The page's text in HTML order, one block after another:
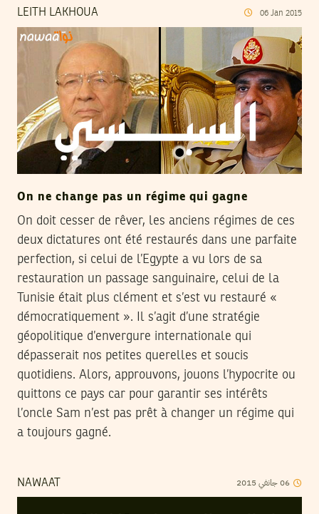
LEITH LAKHOUA 06 Jan 2015
On ne change pas un régime qui gagne
On doit cesser de rêver, les anciens régimes de ces
deux dictatures ont été restaurés dans une parfaite
perfection, si celui de l’Egypte a vu lors de sa
restauration un passage sanguinaire, celui de la
Tunisie était plus clément et s’est vu restauré «
démocratiquement ». Il s’agit d’une stratégie
géopolitique d’envergure internationale qui
dépasserait nos petites querelles et soucis
quotidiens. Alors, approuvons, jouons l’hypocrite ou
quittons ce pays car pour garantir ses intérêts
l’oncle Sam n’est pas prêt à changer un régime qui
a toujours gagné.
NAWAAT 06جانفي 2015